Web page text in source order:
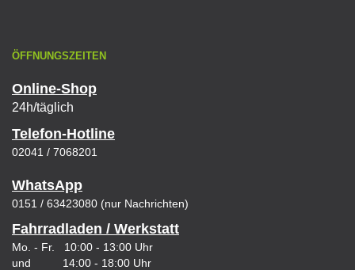
ÖFFNUNGSZEITEN
Online-Shop
24h/täglich
Telefon-Hotline
02041 / 7068201
WhatsApp
0151 / 63423080 (nur Nachrichten)
Fahrradladen / Werkstatt
Mo. - Fr. 10:00 - 13:00 Uhr
und 14:00 - 18:00 Uhr